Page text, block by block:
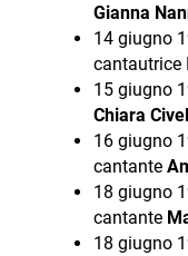
Gianna
14 giugno
cantautrice
15 giugno
Chiara
16 giugno
cantante
18 giugno
cantante
18 giugno